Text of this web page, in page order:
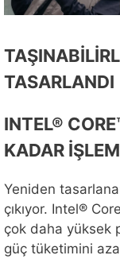
TASARLANDI
INTEL®
KADAR
Yeniden
çıkıyor. Intel®
çok daha yüksek
güç tüketimini